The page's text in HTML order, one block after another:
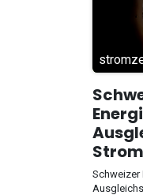
Schweizer